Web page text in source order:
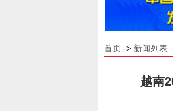
首页 -> 新闻列表
越南